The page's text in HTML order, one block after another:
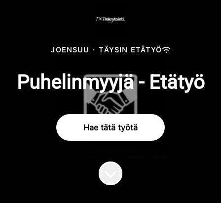
JOENSUU · TÄYSIN ETÄTYÖ
Puhelinmyyjä - Etätyö
Hae tätä työtä